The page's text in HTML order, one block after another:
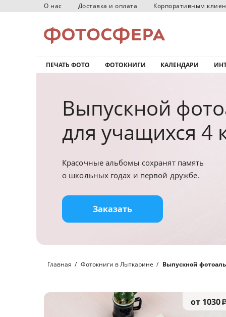
О нас Доставка и оплата Корпоративным
ПЕЧАТЬ ФОТО ФОТОКНИГИ КАЛЕНДАРИ
Выпускной
для учащихся 4
Красочные альбомы сохранят память
о школьных годах и первой дружбе.
Заказать
Главная Фотокниги в Лыткарине Выпускной
от 1030